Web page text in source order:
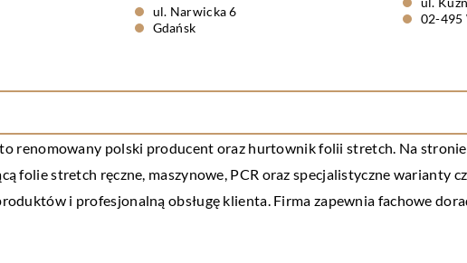
ul. Narwicka 6
Gdańsk
02-495
to renomowany polski producent oraz hurtownik folii stretch. Na
folie stretch ręczne, maszynowe, PCR oraz specjalistyczne warianty
i profesjonalną obsługę klienta. Firma zapewnia fachowe